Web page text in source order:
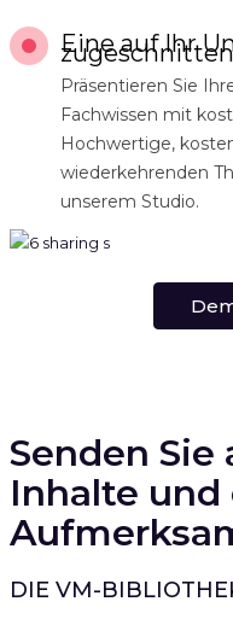
Eine auf Ihr
Präsentieren Sie
Fachwissen mit
Hochwertige,
wiederkehrenden
unserem Studio.
Senden Sie
Inhalte und
DIE VM-